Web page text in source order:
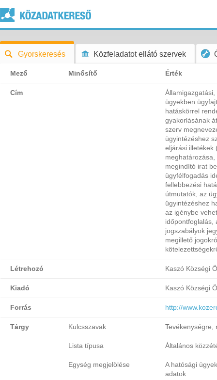
Gyorskeresés Közfeladatot ellátó szervek
Mező Minősítő Érték
Cím
ügyekben
hatáskörrel
gyakorlásának
szerv
ügyintézéshez
eljárási illetékek
megindító irat
ügyfélfogadás
fellebbezési
útmutatók, az
ügyintézéshez
az igénybe
időpontfoglalás,
jogszabályok
megillető
Létrehozó Kaszó Községi
Kiadó Kaszó Községi
Forrás http://
Tárgy Kulcsszavak Tevékenységre,
Lista típusa Általános
Egység megjelölése
A hatósági
adatok